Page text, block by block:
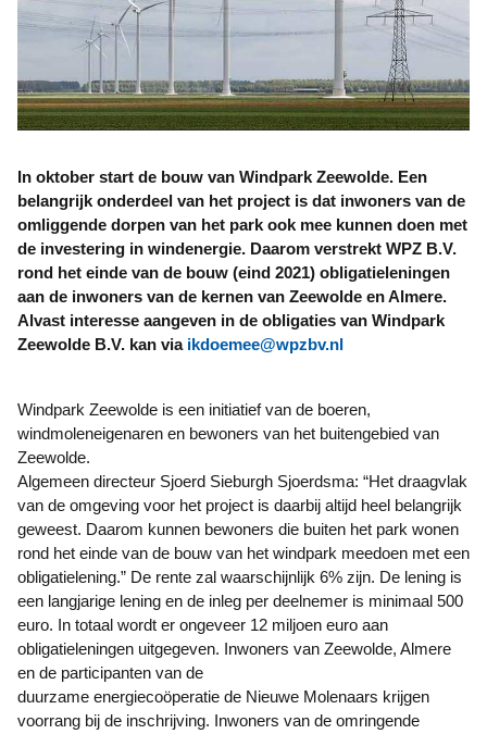
In oktober start de bouw van Windpark Zeewolde. Een
belangrijk onderdeel van het project is dat inwoners van de
omliggende dorpen van het park ook mee kunnen doen met
de investering in windenergie. Daarom verstrekt WPZ B.V.
rond het einde van de bouw (eind 2021) obligatieleningen
aan de inwoners van de kernen van Zeewolde en Almere.
Alvast interesse aangeven in de obligaties van Windpark
Zeewolde B.V. kan via ikdoemee@wpzbv.nl
Windpark Zeewolde is een initiatief van de boeren,
windmoleneigenaren en bewoners van het buitengebied van
Zeewolde.
Algemeen directeur Sjoerd Sieburgh Sjoerdsma: “Het draagvlak
van de omgeving voor het project is daarbij altijd heel belangrijk
geweest. Daarom kunnen bewoners die buiten het park wonen
rond het einde van de bouw van het windpark meedoen met een
obligatielening.” De rente zal waarschijnlijk 6% zijn. De lening is
een langjarige lening en de inleg per deelnemer is minimaal 500
euro. In totaal wordt er ongeveer 12 miljoen euro aan
obligatieleningen uitgegeven. Inwoners van Zeewolde, Almere
en de participanten van de
duurzame energiecoöperatie de Nieuwe Molenaars krijgen
voorrang bij de inschrijving. Inwoners van de omringende